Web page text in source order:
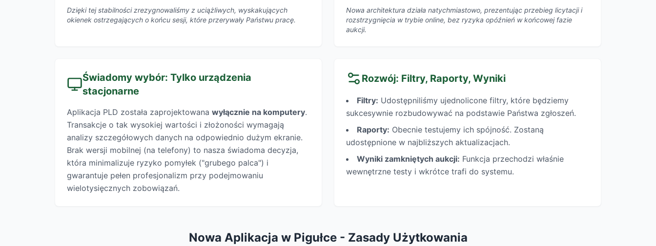
Dzięki tej stabilności zrezygnowaliśmy z uciążliwych, wyskakujących
okienek ostrzegających o końcu sesji, które przerywały Państwu pracę.
Nowa architektura działa natychmiastowo, prezentując przebieg licytacji i
rozstrzygnięcia w trybie online, bez ryzyka opóźnień w końcowej fazie
aukcji.
Świadomy wybór: Tylko urządzenia
stacjonarne
Aplikacja PLD została zaprojektowana wyłącznie na komputery.
Transakcje o tak wysokiej wartości i złożoności wymagają
analizy szczegółowych danych na odpowiednio dużym ekranie.
Brak wersji mobilnej (na telefony) to nasza świadoma decyzja,
która minimalizuje ryzyko pomyłek ("grubego palca") i
gwarantuje pełen profesjonalizm przy podejmowaniu
wielotysięcznych zobowiązań.
Rozwój: Filtry, Raporty, Wyniki
Filtry: Udostępniliśmy ujednolicone filtry, które będziemy
sukcesywnie rozbudowywać na podstawie Państwa zgłoszeń.
Raporty: Obecnie testujemy ich spójność. Zostaną
udostępnione w najbliższych aktualizacjach.
Wyniki zamkniętych aukcji: Funkcja przechodzi właśnie
wewnętrzne testy i wkrótce trafi do systemu.
Nowa Aplikacja w Pigułce - Zasady Użytkowania